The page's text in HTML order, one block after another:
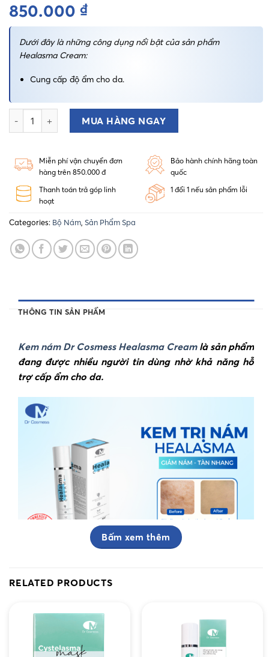
850.000 ₫
Dưới đây là những công dụng nổi bật của sản phẩm
Healasma Cream:
Cung cấp độ ẩm cho da.
Kem nám Dr Cosmess Healasma Cream quantity
MUA HÀNG NGAY
Miễn phí vận chuyển đơn
hàng trên 850.000 đ
Bảo hành chính hãng toàn
quốc
Thanh toán trả góp linh
hoạt
1 đổi 1 nếu sản phẩm lỗi
Categories: Bộ Nám, Sản Phẩm Spa
THÔNG TIN SẢN PHẨM
Kem nám Dr Cosmess Healasma Creamlà sản phẩm
đang được nhiều người tin dùng nhờ khả năng hỗ
trợ cấp ẩm cho da.
Thành phần chính của kem nám Dr
Cosmess Healasma Cream
Bấm xem thêm
RELATED PRODUCTS